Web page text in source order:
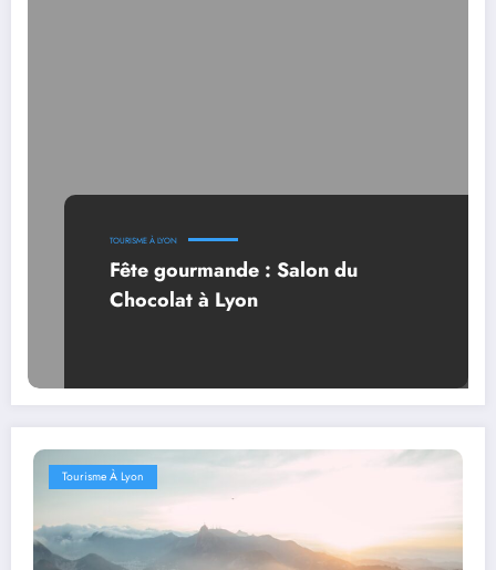
TOURISME À LYON
Fête gourmande : Salon du
Chocolat à Lyon
Tourisme À Lyon